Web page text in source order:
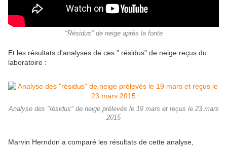
"Résidus" de neige après la fonte
Et les résultats d'analyses de ces " résidus" de neige reçus du
laboratoire :
Analyse des "résidus" de neige prélevés le 19 mars et reçus le 23 mars
2015
Marvin Herndon a comparé les résultats de cette analyse,